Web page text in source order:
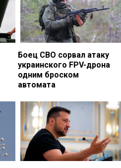
Боец СВО сорвал атаку
украинского FPV-дрона
одним броском
автомата